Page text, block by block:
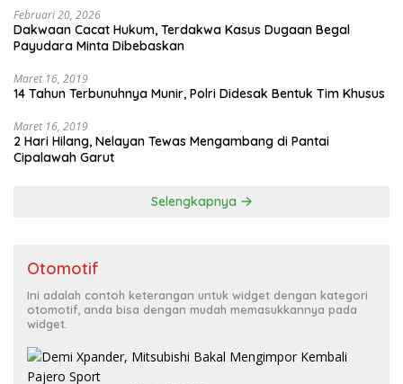
Februari 20, 2026
Dakwaan Cacat Hukum, Terdakwa Kasus Dugaan Begal
Payudara Minta Dibebaskan
Maret 16, 2019
14 Tahun Terbunuhnya Munir, Polri Didesak Bentuk Tim Khusus
Maret 16, 2019
2 Hari Hilang, Nelayan Tewas Mengambang di Pantai
Cipalawah Garut
Selengkapnya
Otomotif
Ini adalah contoh keterangan untuk widget dengan kategori
otomotif, anda bisa dengan mudah memasukkannya pada
widget.